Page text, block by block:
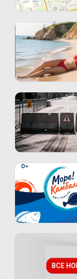
ВСЕ